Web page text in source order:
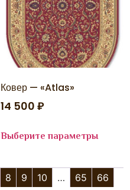
Ковер — «Atlas»
14 500 ₽
Выберите параметры
8 9 10 … 65
66